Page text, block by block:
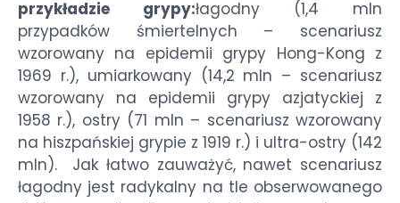
przykładzie grypy:łagodny (1,4 mln
przypadków śmiertelnych – scenariusz
wzorowany na epidemii grypy Hong-Kong z
1969 r.), umiarkowany (14,2 mln – scenariusz
wzorowany na epidemii grypy azjatyckiej z
1958 r.), ostry (71 mln – scenariusz wzorowany
na hiszpańskiej grypie z 1919 r.) i ultra-ostry (142
mln). Jak łatwo zauważyć, nawet scenariusz
łagodny jest radykalny na tle obserwowanego